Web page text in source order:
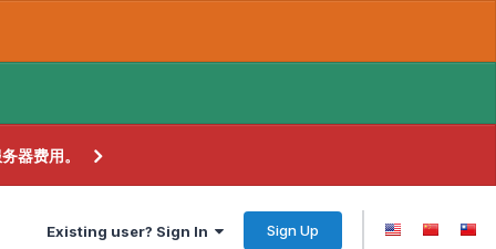
器费用。
Existing user? Sign In Sign Up